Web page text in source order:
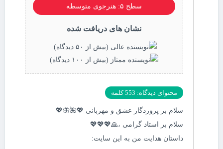
سطح ۵: هنرجوی متوسطه
نشان های دریافت شده
محتوای دیدگاه: 553 کلمه
سلام بر پروردگار عشق و مهربانی 💖🌺🦋💖
سلام بر استاد گرامی ،🙏💖💖💖
داستان هدایت من به این سایت: